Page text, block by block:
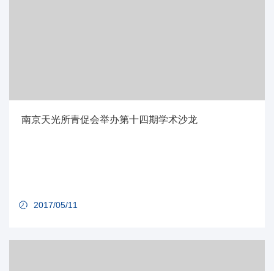
南京天光所青促会举办第十四期学术沙龙
2017/05/11